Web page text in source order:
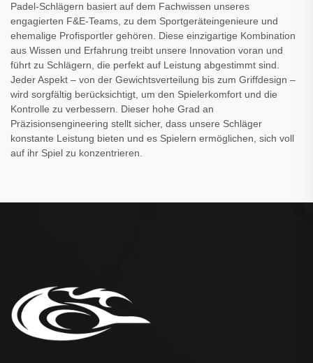
Padel-Schlägern basiert auf dem Fachwissen unseres
engagierten F&E-Teams, zu dem Sportgeräteingenieure und
ehemalige Profisportler gehören. Diese einzigartige Kombination
aus Wissen und Erfahrung treibt unsere Innovation voran und
führt zu Schlägern, die perfekt auf Leistung abgestimmt sind.
Jeder Aspekt – von der Gewichtsverteilung bis zum Griffdesign –
wird sorgfältig berücksichtigt, um den Spielerkomfort und die
Kontrolle zu verbessern. Dieser hohe Grad an
Präzisionsengineering stellt sicher, dass unsere Schläger
konstante Leistung bieten und es Spielern ermöglichen, sich voll
auf ihr Spiel zu konzentrieren.